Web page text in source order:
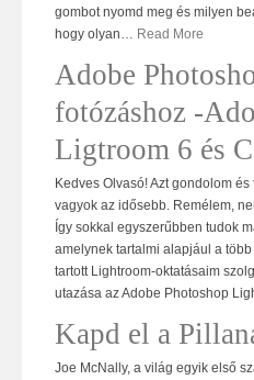
gombot nyomd meg és milyen
hogy olyan… Read More
Adobe
fotózáshoz -
Ligtroom 6 és
Kedves Olvasó! Azt gondolom
vagyok az idősebb. Remélem,
Így sokkal egyszerűbben tudok
amelynek tartalmi alapjául a
tartott Lightroom-oktatásaim
utazása az Adobe Photoshop
Kapd el a
Joe McNally, a világ egyik első